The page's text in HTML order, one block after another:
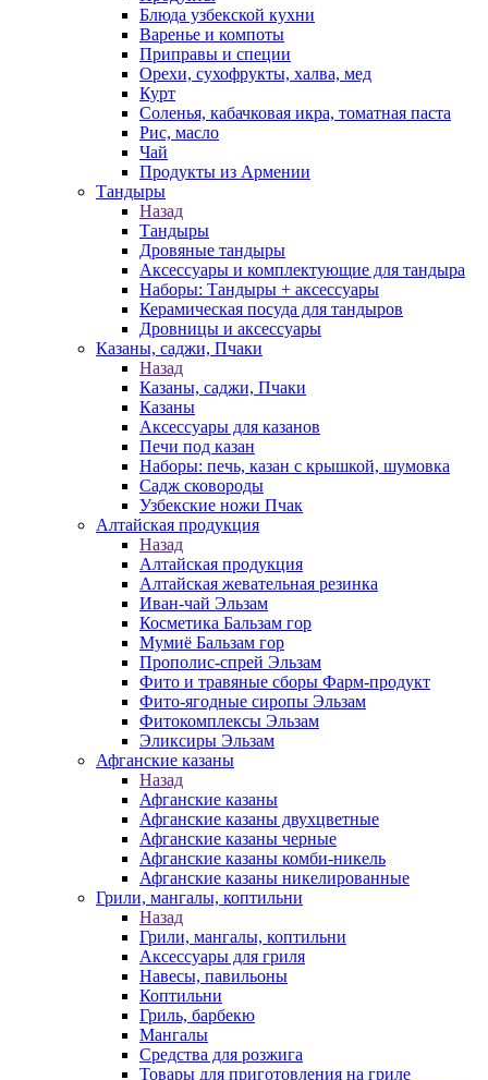
Блюда узбекской кухни
Варенье и компоты
Приправы и специи
Орехи, сухофрукты, халва, мед
Курт
Соленья, кабачковая икра, томатная паста
Рис, масло
Чай
Продукты из Армении
Тандыры
Назад
Тандыры
Дровяные тандыры
Аксессуары и комплектующие для тандыра
Наборы: Тандыры + аксессуары
Керамическая посуда для тандыров
Дровницы и аксессуары
Казаны, саджи, Пчаки
Назад
Казаны, саджи, Пчаки
Казаны
Аксессуары для казанов
Печи под казан
Наборы: печь, казан с крышкой, шумовка
Садж сковороды
Узбекские ножи Пчак
Алтайская продукция
Назад
Алтайская продукция
Алтайская жевательная резинка
Иван-чай Эльзам
Косметика Бальзам гор
Мумиё Бальзам гор
Прополис-спрей Эльзам
Фито и травяные сборы Фарм-продукт
Фито-ягодные сиропы Эльзам
Фитокомплексы Эльзам
Эликсиры Эльзам
Афганские казаны
Назад
Афганские казаны
Афганские казаны двухцветные
Афганские казаны черные
Афганские казаны комби-никель
Афганские казаны никелированные
Грили, мангалы, коптильни
Назад
Грили, мангалы, коптильни
Аксессуары для гриля
Навесы, павильоны
Коптильни
Гриль, барбекю
Мангалы
Средства для розжига
Товары для приготовления на гриле